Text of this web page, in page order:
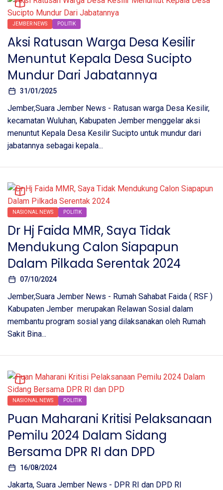
JEMBER NEWS POLITIK
Aksi Ratusan Warga Desa Kesilir
Menuntut Kepala Desa Sucipto
Mundur Dari Jabatannya
31/01/2025
Jember,Suara Jember News - Ratusan warga Desa Kesilir,
kecamatan Wuluhan, Kabupaten Jember menggelar aksi
menuntut Kepala Desa Kesilir Sucipto untuk mundur dari
jabatannya sebagai kepala...
NASIONAL NEWS POLITIK
Dr Hj Faida MMR, Saya Tidak
Mendukung Calon Siapapun
Dalam Pilkada Serentak 2024
07/10/2024
Jember,Suara Jember News - Rumah Sahabat Faida ( RSF )
Kabupaten Jember merupakan Relawan Sosial dalam
membantu program sosial yang dilaksanakan oleh Rumah
Sakit Bina...
NASIONAL NEWS POLITIK
Puan Maharani Kritisi Pelaksanaan
Pemilu 2024 Dalam Sidang
Bersama DPR RI dan DPD
16/08/2024
Jakarta, Suara Jember News - DPR RI dan DPD RI